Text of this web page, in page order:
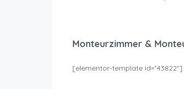
Monteurzimmer &
[elementor-template id=”43822″]